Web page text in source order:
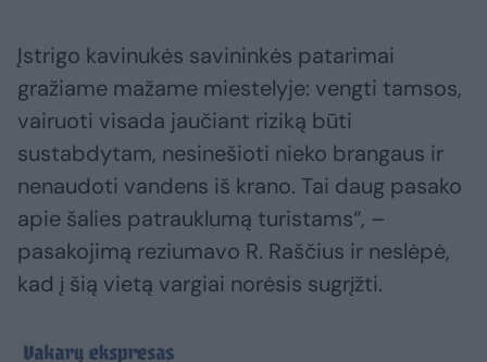
Įstrigo kavinukės savininkės patarimai
gražiame mažame miestelyje: vengti tamsos,
vairuoti visada jaučiant riziką būti
sustabdytam, nesinešioti nieko brangaus ir
nenaudoti vandens iš krano. Tai daug pasako
apie šalies patrauklumą turistams“, –
pasakojimą reziumavo R. Raščius ir neslėpė,
kad į šią vietą vargiai norėsis sugrįžti.